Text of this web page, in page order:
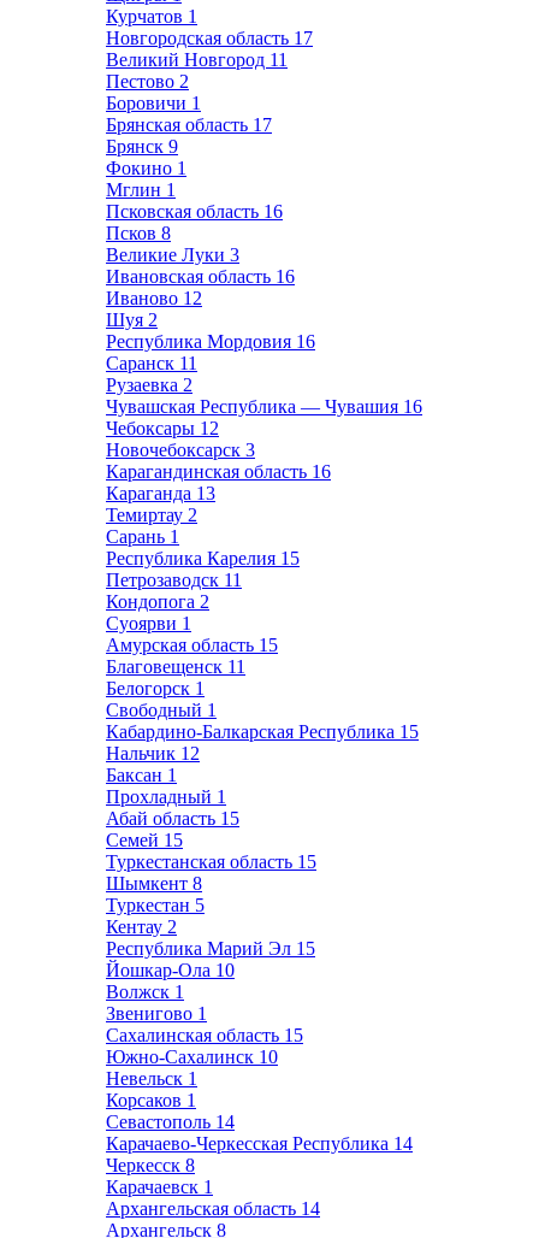
Курчатов 1
Новгородская область 17
Великий Новгород 11
Пестово 2
Боровичи 1
Брянская область 17
Брянск 9
Фокино 1
Мглин 1
Псковская область 16
Псков 8
Великие Луки 3
Ивановская область 16
Иваново 12
Шуя 2
Республика Мордовия 16
Саранск 11
Рузаевка 2
Чувашская Республика — Чувашия 16
Чебоксары 12
Новочебоксарск 3
Карагандинская область 16
Караганда 13
Темиртау 2
Сарань 1
Республика Карелия 15
Петрозаводск 11
Кондопога 2
Суоярви 1
Амурская область 15
Благовещенск 11
Белогорск 1
Свободный 1
Кабардино-Балкарская Республика 15
Нальчик 12
Баксан 1
Прохладный 1
Абай область 15
Семей 15
Туркестанская область 15
Шымкент 8
Туркестан 5
Кентау 2
Республика Марий Эл 15
Йошкар-Ола 10
Волжск 1
Звенигово 1
Сахалинская область 15
Южно-Сахалинск 10
Невельск 1
Корсаков 1
Севастополь 14
Карачаево-Черкесская Республика 14
Черкесск 8
Карачаевск 1
Архангельская область 14
Архангельск 8